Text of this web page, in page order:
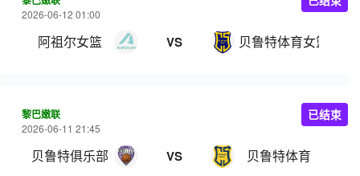
2026-06-12 01:00
阿祖尔女篮 VS 贝鲁特体育女篮
黎巴嫩联
2026-06-11 21:45
贝鲁特俱乐部 VS 贝鲁特体育
已结束